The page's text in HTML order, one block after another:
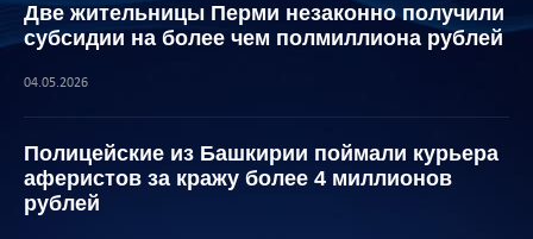
Две жительницы Перми незаконно получили
субсидии на более чем полмиллиона рублей
04.05.2026
Полицейские из Башкирии поймали курьера
аферистов за кражу более 4 миллионов
рублей